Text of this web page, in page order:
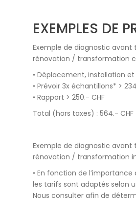
EXEMPLES DE
Exemple de diagnostic avant
rénovation / transformation
• Déplacement, installation
• Prévoir 3x échantillons* >
• Rapport > 250.- CHF
Total (hors taxes) : 564.- CHF
Exemple de diagnostic avant
rénovation / transformation
• En fonction de
les tarifs sont adaptés selon
Nous consulter afin de